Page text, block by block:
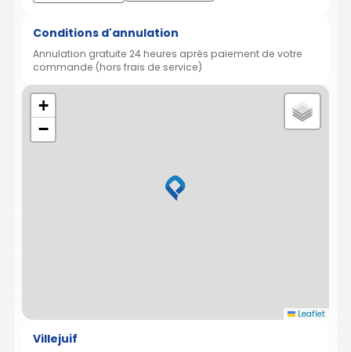
Conditions d'annulation
Annulation gratuite 24 heures après paiement de votre
commande (hors frais de service)
+
−
Leaflet
Villejuif